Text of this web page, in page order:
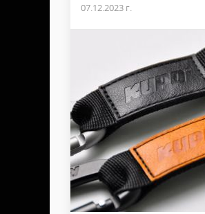
07.12.2023 г.